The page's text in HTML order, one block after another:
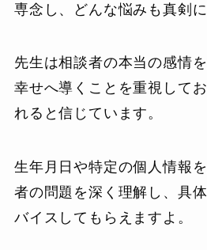
専念し、どんな悩みも真剣
先生は相談者の本当の感情
幸せへ導くことを重視して
れると信じています。
生年月日や特定の個人情報
者の問題を深く理解し、具
バイスしてもらえますよ。